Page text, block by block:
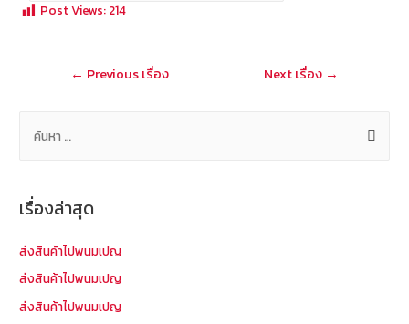
at
Post Views: 214
แนะแนว
← Previous เรื่อง Next เรื่อง →
ห
รั
เรื่องล่าสุด
ส่งสินค้าไปพนมเปญ
ส่งสินค้าไปพนมเปญ
ส่งสินค้าไปพนมเปญ